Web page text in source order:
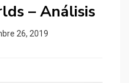
– Análisis
26, 2019